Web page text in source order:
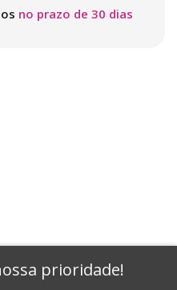
prioridade!
no prazo de 30 dias